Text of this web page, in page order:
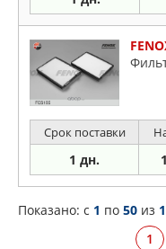
Срок поставки
1 дн.
Показано: c 1 по 50 из
1